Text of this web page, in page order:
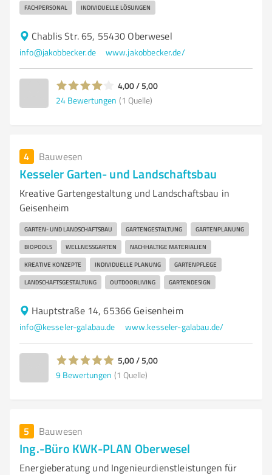
FACHPERSONAL INDIVIDUELLE LÖSUNGEN
Chablis Str. 65, 55430 Oberwesel
info@jakobbecker.de www.jakobbecker.de/
4,00 / 5,00
24 Bewertungen (1 Quelle)
4 Bauwesen
Kesseler Garten- und Landschaftsbau
Kreative Gartengestaltung und Landschaftsbau in
Geisenheim
GARTEN- UND LANDSCHAFTSBAU GARTENGESTALTUNG GARTENPLANUNG
BIOPOOLS WELLNESSGARTEN NACHHALTIGE MATERIALIEN
KREATIVE KONZEPTE INDIVIDUELLE PLANUNG GARTENPFLEGE
LANDSCHAFTSGESTALTUNG OUTDOORLIVING GARTENDESIGN
Hauptstraße 14, 65366 Geisenheim
info@kesseler-galabau.de www.kesseler-galabau.de/
5,00 / 5,00
9 Bewertungen (1 Quelle)
5 Bauwesen
Ing.-Büro KWK-PLAN Oberwesel
Energieberatung und Ingenieurdienstleistungen für